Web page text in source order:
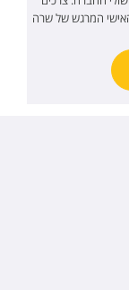
המרגש של שרה